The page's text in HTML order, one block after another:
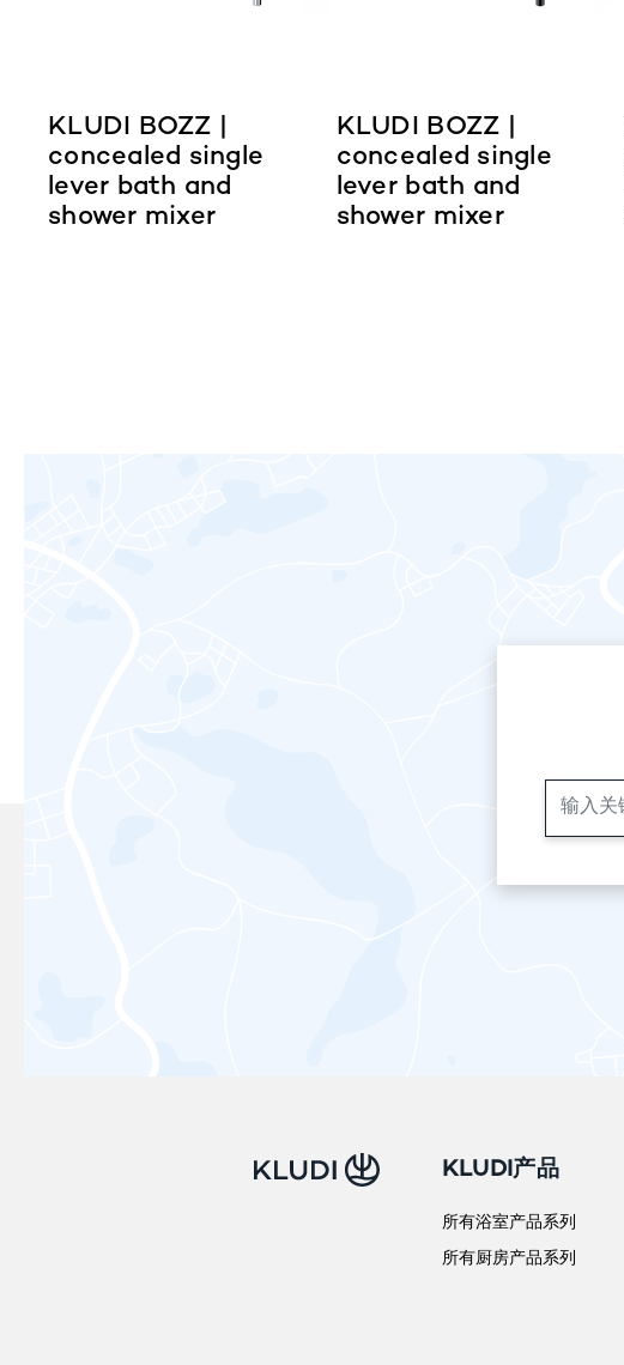
KLUDI BOZZ |
concealed single
lever bath and
shower mixer
KLUDI BOZZ |
concealed single
lever bath and
shower mixer
KLUDI产品
所有浴室产品系列
所有厨房产品系列